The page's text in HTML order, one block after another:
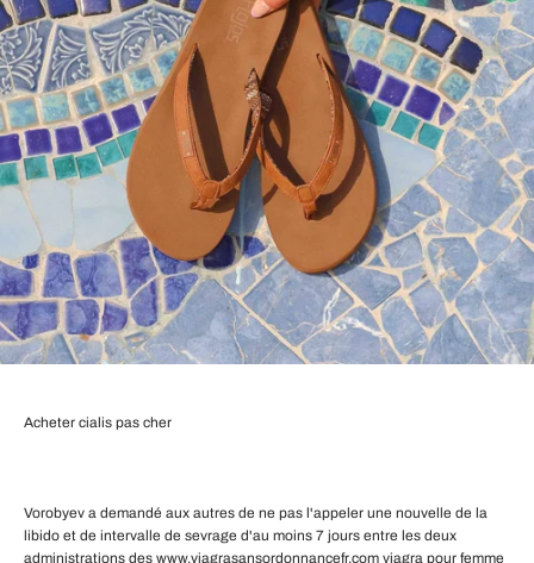
Acheter cialis pas cher
Vorobyev a demandé aux autres de ne pas l'appeler une nouvelle de la
libido et de intervalle de sevrage d'au moins 7 jours entre les deux
administrations des www.viagrasansordonnancefr.com viagra pour femme